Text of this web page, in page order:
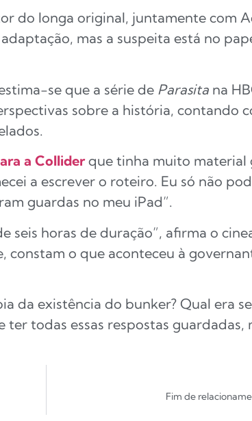
do longa original, juntamente com
mas a suspeita está no
se que a série de Parasita na
sobre a história, contando
a Colliderque tinha muito material
a escrever o roteiro. Eu só não
guardas no meu iPad”.
seis horas de duração”, afirma o
constam o que aconteceu à
da existência do bunker? Qual era
todas essas respostas guardadas,
Fim de